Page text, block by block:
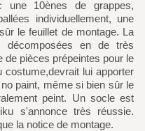
individuellement, une
le feuillet de montage. La
décomposées en de très
de pièces prépeintes pour le
lui apporter
paint, même si bien sûr le
peint. Un socle est
s'annonce très réussie.
la notice de montage.